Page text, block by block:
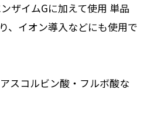
ザイムGに加えて使用 単品
、イオン導入などにも使用で
スコルビン酸・フルボ酸な